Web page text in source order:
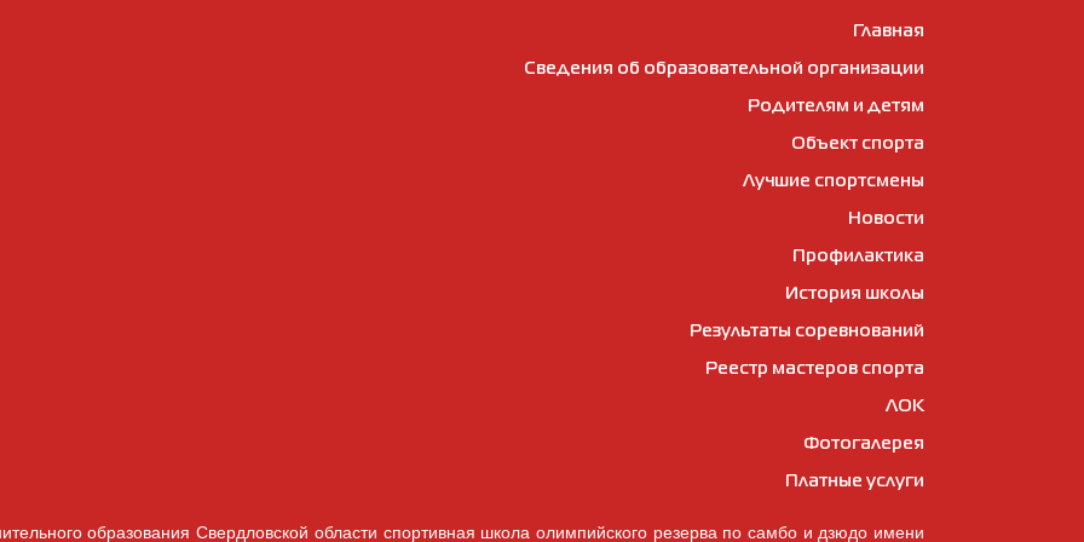
Главная
Сведения об образовательной организации
Родителям и детям
Объект спорта
Лучшие спортсмены
Новости
Профилактика
История школы
Результаты соревнований
Реестр мастеров спорта
ЛОК
Фотогалерея
Платные услуги
образования Свердловской области спортивная школа олимпийского резерва по самбо и дзюдо имени